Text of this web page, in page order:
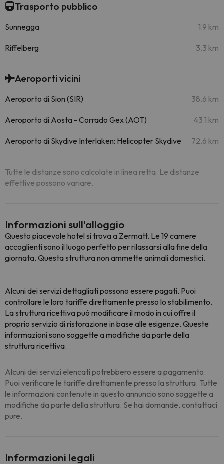
Trasporto pubblico
Sunnegga 1.9 km
Riffelberg 3.3 km
Aeroporti vicini
Aeroporto di Sion (SIR) 38.6 km
Aeroporto di Aosta - Corrado Gex (AOT) 43.1 km
Aeroporto di Skydive Interlaken: Helicopter Skydive 72.6 km
Tutte le distanze sono calcolate in linea retta. Le distanze
effettive possono variare.
Informazioni sull'alloggio
Questo piacevole hotel si trova a Zermatt. Le 19 camere
accoglienti sono il luogo perfetto per rilassarsi alla fine della
giornata. Questa struttura non ammette animali domestici.
Alcuni dei servizi dettagliati possono essere pagati. Puoi
controllare le loro tariffe direttamente presso lo stabilimento.
La struttura ricettiva può modificare il modo in cui offre il
proprio servizio di ristorazione in base alle esigenze. Queste
informazioni sono soggette a modifiche da parte della
struttura ricettiva.
Alcuni dei servizi elencati potrebbero essere a pagamento.
Puoi verificare le tariffe direttamente presso la struttura. Tutte
le informazioni contenute in questo annuncio sono soggette a
modifiche da parte della struttura. Se hai domande, contattaci
pure.
Informazioni legali